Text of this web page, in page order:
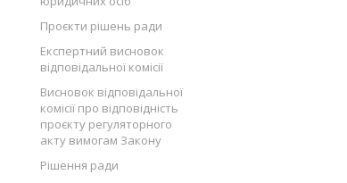
Проєкти рішень ради
Експертний висновок
відповідальної комісії
Висновок відповідальної
комісії про відповідність
проєкту регуляторного
акту вимогам Закону
Рішення ради